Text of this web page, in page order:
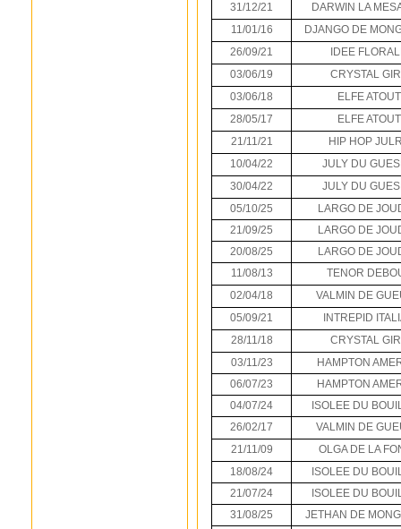
31/12/21
DARWIN LA
11/01/16
DJANGO DE
26/09/21
IDEE
03/06/19
CRYSTAL
03/06/18
ELFE ATOUT
28/05/17
ELFE ATOUT
21/11/21
HIP HOP
10/04/22
JULY DU
30/04/22
JULY DU
05/10/25
LARGO DE
21/09/25
LARGO DE
20/08/25
LARGO DE
11/08/13
TENOR
02/04/18
VALMIN DE
05/09/21
INTREPID
28/11/18
CRYSTAL
03/11/23
HAMPTON
06/07/23
HAMPTON
04/07/24
ISOLEE DU
26/02/17
VALMIN DE
21/11/09
OLGA DE LA
18/08/24
ISOLEE DU
21/07/24
ISOLEE DU
31/08/25
JETHAN DE